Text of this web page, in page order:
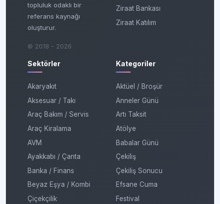
topluluk odaklı bir
referans kaynağı
oluşturur.
© 2018 - 2026
Ziraat Bankası
Ziraat Katılım
Sektörler
Akaryakıt
Aksesuar / Takı
Araç Bakım / Servis
Araç Kiralama
AVM
Ayakkabı / Çanta
Banka / Finans
Beyaz Eşya / Kombi
Çiçekçilik
Kategoriler
Aktüel / Broşür
Anneler Günü
Artı Taksit
Atölye
Babalar Günü
Çekiliş
Çekiliş Sonucu
Efsane Cuma
Festival